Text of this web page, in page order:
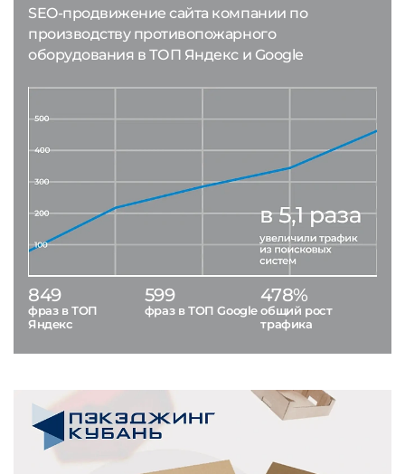
SEO-продвижение сайта компании по
производству противопожарного
оборудования в ТОП Яндекс и Google
849
фраз в ТОП
Яндекс
599
фраз в ТОП Google
478%
общий рост
трафика